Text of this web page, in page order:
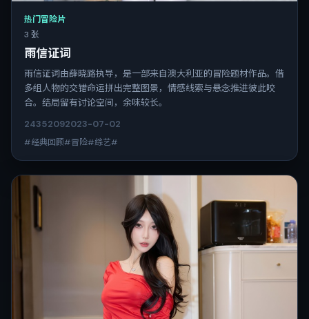
热门冒险片
3 张
雨信证词
雨信证词由薛晓路执导，是一部来自澳大利亚的冒险题材作品。借
多组人物的交错命运拼出完整图景，情感线索与悬念推进彼此咬
合。结局留有讨论空间，余味较长。
24352092023-07-02
#经典回顾#冒险#综艺#